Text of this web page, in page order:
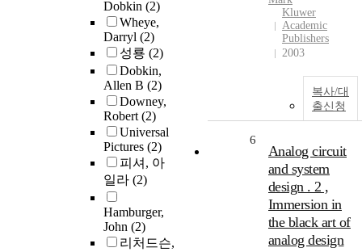
Dobkin (2)
Wheye,
Darryl (2)
성룡 (2)
Dobkin,
Allen B (2)
Downey,
Robert(2)
Universal
Pictures (2)
피셔, 아
일라 (2)
Hamburger,
John (2)
리처드슨,
Kluwer
Academic
Publishers
2003
복사/대
출신청
6
Analog circuit
and system
design . 2 ,
Immersion in
the black art of
analog design